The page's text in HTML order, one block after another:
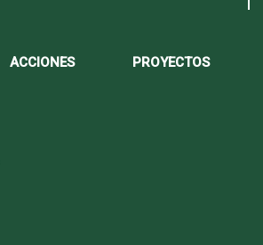
ACCIONES PROYECTOS